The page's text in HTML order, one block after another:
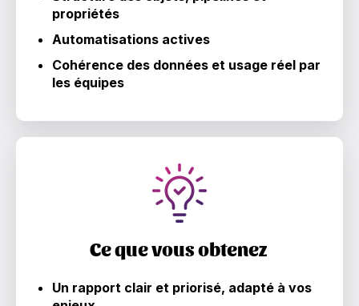
propriétés
Automatisations actives
Cohérence des données et usage réel par
les équipes
Ce que vous obtenez
Un rapport clair et priorisé, adapté à vos